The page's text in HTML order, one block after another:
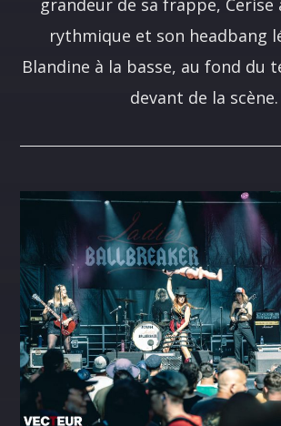
rythmique et son headbang
Blandine à la basse, au fond du
devant de la scène.